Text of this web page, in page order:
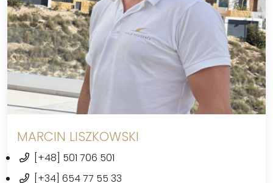
MARCIN LISZKOWSKI
[+48] 501 706 501
[+34] 654 77 55 33